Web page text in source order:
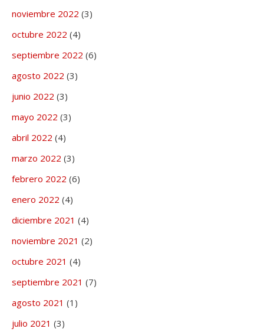
noviembre 2022 (3)
octubre 2022 (4)
septiembre 2022 (6)
agosto 2022 (3)
junio 2022 (3)
mayo 2022 (3)
abril 2022 (4)
marzo 2022 (3)
febrero 2022 (6)
enero 2022 (4)
diciembre 2021 (4)
noviembre 2021 (2)
octubre 2021 (4)
septiembre 2021 (7)
agosto 2021 (1)
julio 2021 (3)